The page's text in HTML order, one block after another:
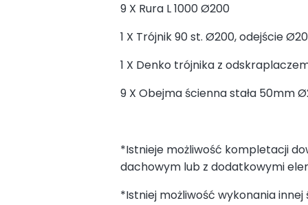
9 X Rura L 1000 Ø200
1 X Trójnik 90 st. Ø200, odejście
1 X Denko trójnika z
9 X Obejma ścienna stała 50mm
*Istnieje możliwość kompletacji
dachowym lub z dodatkowymi
*Istniej możliwość wykonania